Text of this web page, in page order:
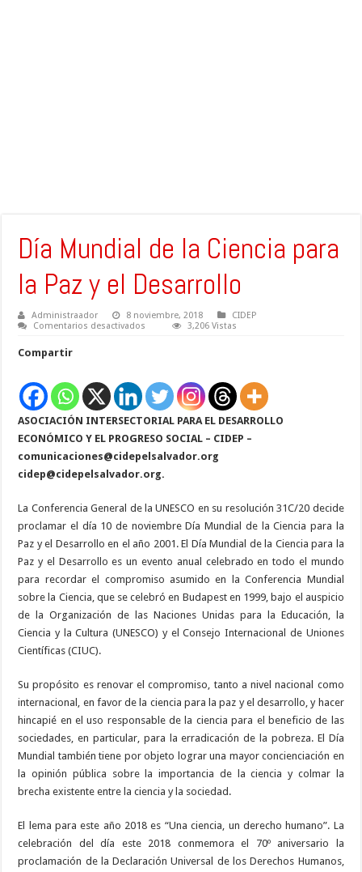
Día Mundial de la Ciencia para
la Paz y el Desarrollo
Administraador 8 noviembre, 2018
CIDEP
Comentarios desactivados
para
la
Paz
y
Desarrollo
3,206 Vistas
Compartir
ASOCIACIÓN INTERSECTORIAL PARA EL DESARROLLO
ECONÓMICO Y EL PROGRESO SOCIAL – CIDEP –
comunicaciones@cidepelsalvador.org
cidep@cidepelsalvador.org.
La Conferencia General de la UNESCO en su resolución 31C/20 decide
proclamar el día 10 de noviembre Día Mundial de la Ciencia para la
Paz y el Desarrollo en el año 2001. El Día Mundial de la Ciencia para la
Paz y el Desarrollo es un evento anual celebrado en todo el mundo
para recordar el compromiso asumido en la Conferencia Mundial
sobre la Ciencia, que se celebró en Budapest en 1999, bajo el auspicio
de la Organización de las Naciones Unidas para la Educación, la
Ciencia y la Cultura (UNESCO) y el Consejo Internacional de Uniones
Científicas (CIUC).
Su propósito es renovar el compromiso, tanto a nivel nacional como
internacional, en favor de la ciencia para la paz y el desarrollo, y hacer
hincapié en el uso responsable de la ciencia para el beneficio de las
sociedades, en particular, para la erradicación de la pobreza. El Día
Mundial también tiene por objeto lograr una mayor concienciación en
la opinión pública sobre la importancia de la ciencia y colmar la
brecha existente entre la ciencia y la sociedad.
El lema para este año 2018 es “Una ciencia, un derecho humano”. La
celebración del día este 2018 conmemora el 70º aniversario la
proclamación de la Declaración Universal de los Derechos Humanos,